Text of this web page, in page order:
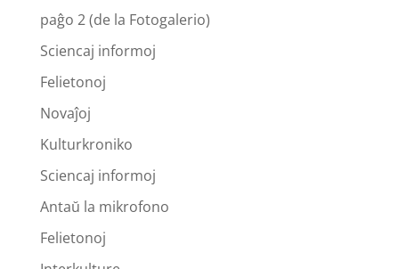
paĝo 2 (de la Fotogalerio)
Sciencaj informoj
Felietonoj
Novaĵoj
Kulturkroniko
Sciencaj informoj
Antaŭ la mikrofono
Felietonoj